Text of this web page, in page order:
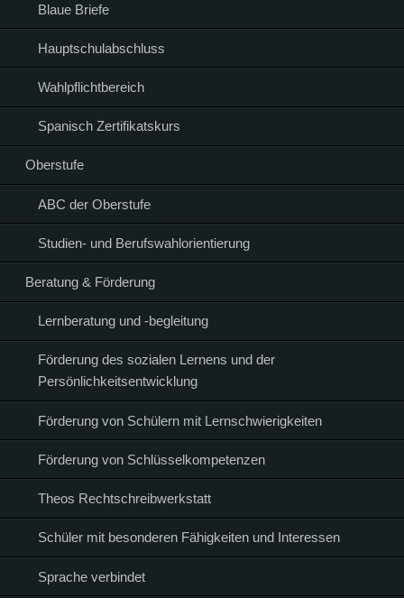
Blaue Briefe
Hauptschulabschluss
Wahlpflichtbereich
Spanisch Zertifikatskurs
Oberstufe
ABC der Oberstufe
Studien- und Berufswahlorientierung
Beratung & Förderung
Lernberatung und -begleitung
Förderung des sozialen Lernens und der
Persönlichkeitsentwicklung
Förderung von Schülern mit Lernschwierigkeiten
Förderung von Schlüsselkompetenzen
Theos Rechtschreibwerkstatt
Schüler mit besonderen Fähigkeiten und Interessen
Sprache verbindet